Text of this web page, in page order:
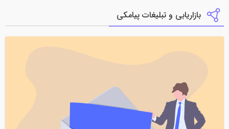
بازاریابی و تبلیغات پیامکی